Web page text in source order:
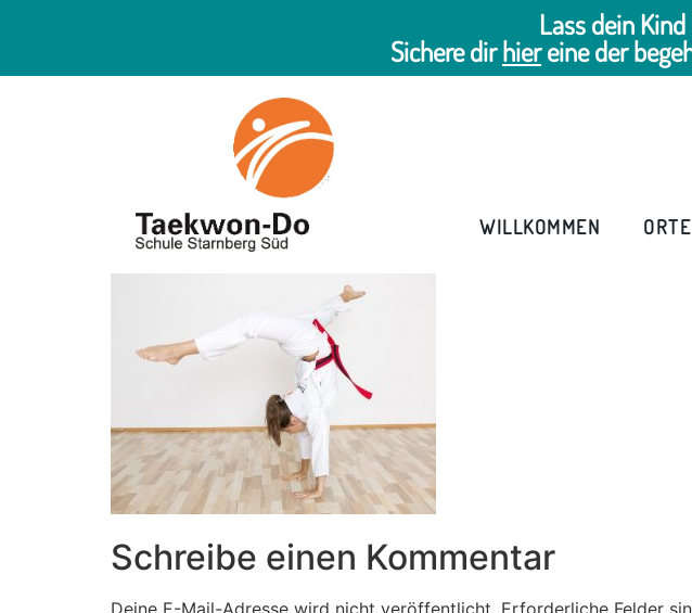
Lass dein
Sichere dirhiereine der
WILLKOMMEN
Schreibe einen Kommentar
Deine E-Mail-Adresse wird nicht veröffentlicht. Erforderliche Felder